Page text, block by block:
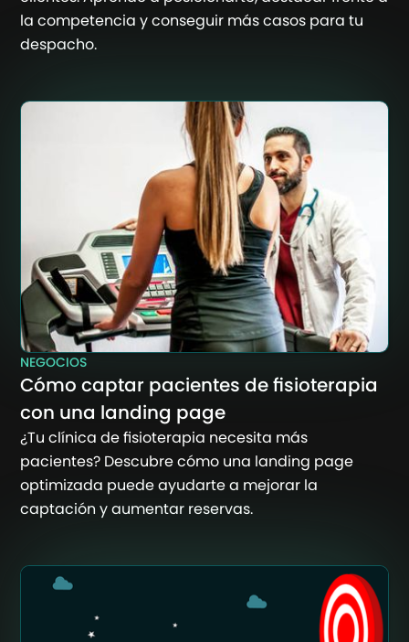
la competencia y conseguir más casos para tu
despacho.
NEGOCIOS
Cómo captar pacientes de fisioterapia
con una landing page
¿Tu clínica de fisioterapia necesita más
pacientes? Descubre cómo una landing page
optimizada puede ayudarte a mejorar la
captación y aumentar reservas.